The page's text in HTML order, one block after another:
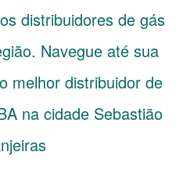
distribuidores de gás
Navegue até sua
melhor distribuidor de
na cidade Sebastião